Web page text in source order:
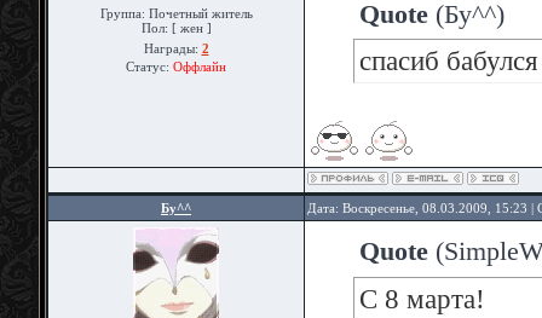
Группа: Почетный житель
Пол: [ жен ]
Награды: 2
Статус: Оффлайн
Quote (Бу^^)
спасиб бабулся
Бу^^ Дата: Воскресенье, 08.03.2009, 15:23
Quote (
С 8 марта!